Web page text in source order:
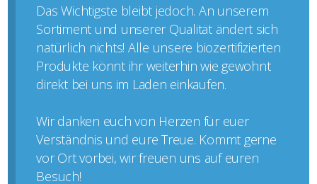
Das Wichtigste bleibt jedoch. An unserem
Sortiment und unserer Qualität ändert sich
natürlich nichts! Alle unsere biozertifizierten
Produkte könnt ihr weiterhin wie gewohnt
direkt bei uns im Laden einkaufen.
Wir danken euch von Herzen für euer
Verständnis und eure Treue. Kommt gerne
vor Ort vorbei, wir freuen uns auf euren
Besuch!